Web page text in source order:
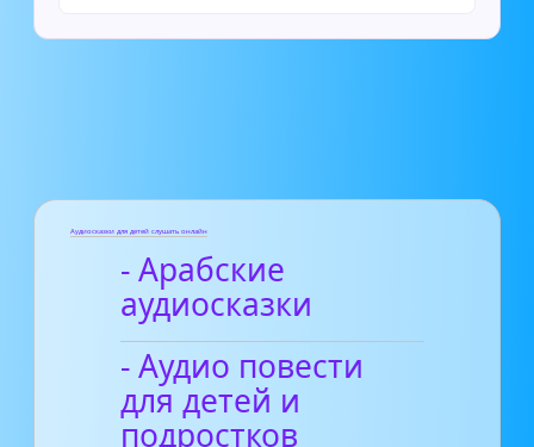
Аудиосказки для детей слушать онлайн
- Арабские
аудиосказки
- Аудио повести
для детей и
подростков